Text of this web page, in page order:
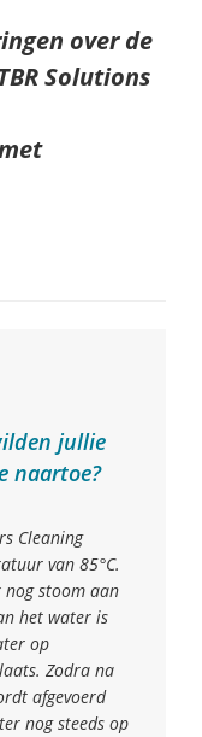
over de
Solutions
jullie
naartoe?
Cleaning
van 85°C.
nog stoom aan
het water is
op
Zodra na
afgevoerd
nog steeds op